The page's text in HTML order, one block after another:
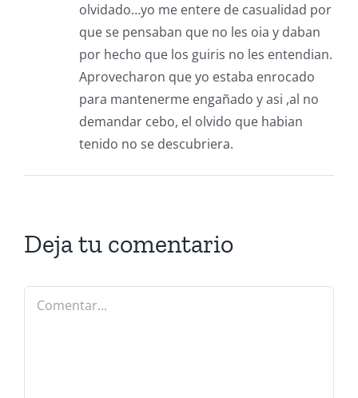
olvidado…yo me entere de casualidad por
que se pensaban que no les oia y daban
por hecho que los guiris no les entendian.
Aprovecharon que yo estaba enrocado
para mantenerme engañado y asi ,al no
demandar cebo, el olvido que habian
tenido no se descubriera.
Deja tu comentario
Comentar